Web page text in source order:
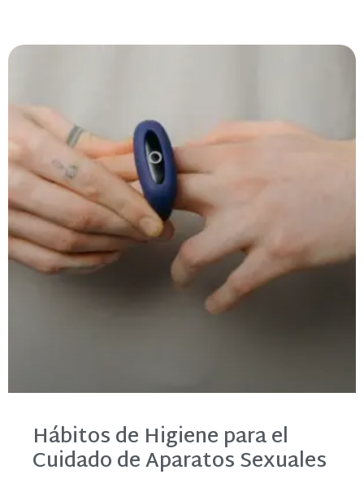
Hábitos de Higiene para el
Cuidado de Aparatos Sexuales